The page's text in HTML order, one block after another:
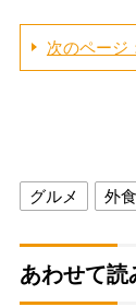
次のページ
グルメ 外食
あわせて読